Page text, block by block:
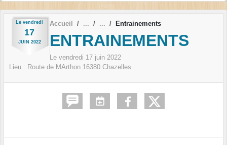
Le vendredi
17
JUIN 2022
Accueil Entrainements
ENTRAINEMENTS
Le vendredi 17 juin 2022
Lieu : Route de MArthon 16380 Chazelles